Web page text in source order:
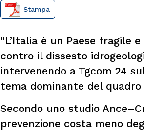
Stampa
“L’Italia è un Paese fragile
contro il dissesto
intervenendo a Tgcom 24
tema dominante del quadro
Secondo uno studio
prevenzione costa meno